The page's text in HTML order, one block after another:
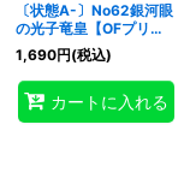
〔状態A-〕No62銀河眼
の光子竜皇【OFプリズ
マティックシークレッ
ト】{LOSP-JP014}《エ
クシーズ》
1,690円(税込)
カートに入れる